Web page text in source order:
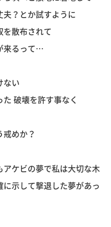
？とか試すように
を散布されて
来るって…
ない
破壊を許す事なく
めか？
ケビの夢で私は大切な木
示して撃退した夢があっ